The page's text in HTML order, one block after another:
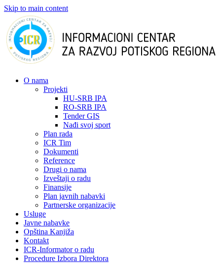
Skip to main content
О nama
Projekti
HU-SRB IPA
RO-SRB IPA
Tender GIS
Nađi svoj sport
Plan rada
ICR Tim
Dokumenti
Reference
Drugi o nama
Izveštaji o radu
Finansije
Plan javnih nabavki
Partnerske organizacije
Usluge
Javne nabavke
Opština Kanjiža
Kontakt
ICR-Informator o radu
Procedure Izbora Direktora